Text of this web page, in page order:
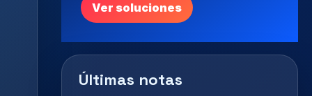
Ver soluciones
Últimas notas